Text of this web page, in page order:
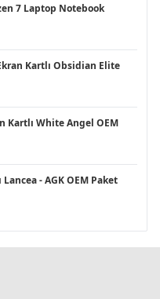
7 Laptop Notebook
Kartlı Obsidian Elite
Kartlı White Angel OEM
Lancea - AGK OEM Paket